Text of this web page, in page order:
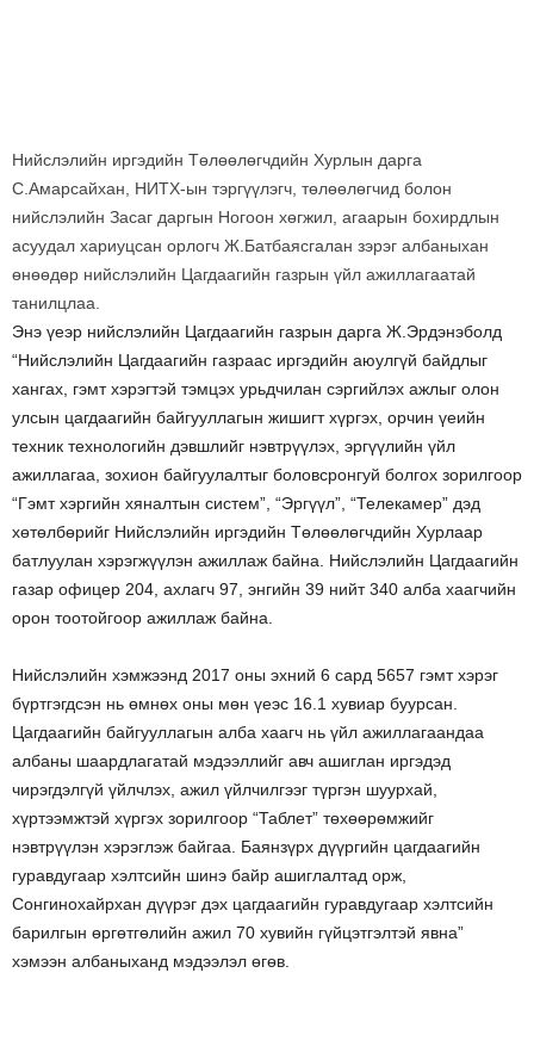
Нийслэлийн иргэдийн Төлөөлөгчдийн Хурлын дарга
С.Амарсайхан, НИТХ-ын тэргүүлэгч, төлөөлөгчид болон
нийслэлийн Засаг даргын Ногоон хөгжил, агаарын бохирдлын
асуудал хариуцсан орлогч Ж.Батбаясгалан зэрэг албаныхан
өнөөдөр нийслэлийн Цагдаагийн газрын үйл ажиллагаатай
танилцлаа.
Энэ үеэр нийслэлийн Цагдаагийн газрын дарга Ж.Эрдэнэболд
“Нийслэлийн Цагдаагийн газраас иргэдийн аюулгүй байдлыг
хангах, гэмт хэрэгтэй тэмцэх урьдчилан сэргийлэх ажлыг олон
улсын цагдаагийн байгууллагын жишигт хүргэх, орчин үеийн
техник технологийн дэвшлийг нэвтрүүлэх, эргүүлийн үйл
ажиллагаа, зохион байгуулалтыг боловсронгуй болгох зорилгоор
“Гэмт хэргийн хяналтын систем”, “Эргүүл”, “Телекамер” дэд
хөтөлбөрийг Нийслэлийн иргэдийн Төлөөлөгчдийн Хурлаар
батлуулан хэрэгжүүлэн ажиллаж байна. Нийслэлийн Цагдаагийн
газар офицер 204, ахлагч 97, энгийн 39 нийт 340 алба хаагчийн
орон тоотойгоор ажиллаж байна.
Нийслэлийн хэмжээнд 2017 оны эхний 6 сард 5657 гэмт хэрэг
бүртгэгдсэн нь өмнөх оны мөн үеэс 16.1 хувиар буурсан.
Цагдаагийн байгууллагын алба хаагч нь үйл ажиллагаандаа
албаны шаардлагатай мэдээллийг авч ашиглан иргэдэд
чирэгдэлгүй үйлчлэх, ажил үйлчилгээг түргэн шуурхай,
хүртээмжтэй хүргэх зорилгоор “Таблет” төхөөрөмжийг
нэвтрүүлэн хэрэглэж байгаа. Баянзүрх дүүргийн цагдаагийн
гуравдугаар хэлтсийн шинэ байр ашиглалтад орж,
Сонгинохайрхан дүүрэг дэх цагдаагийн гуравдугаар хэлтсийн
барилгын өргөтгөлийн ажил 70 хувийн гүйцэтгэлтэй явна”
хэмээн албаныханд мэдээлэл өгөв.